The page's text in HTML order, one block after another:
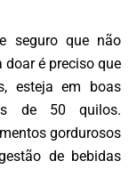
seguro que não
é preciso que
esteja em boas
de 50 quilos.
gordurosos
de bebidas